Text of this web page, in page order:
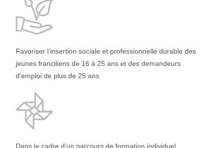
Favoriser l’insertion sociale et professionnelle durable des
jeunes franciliens de 16 à 25 ans et des demandeurs
d'emploi de plus de 25 ans
Dans le cadre d’un parcours de formation individuel,